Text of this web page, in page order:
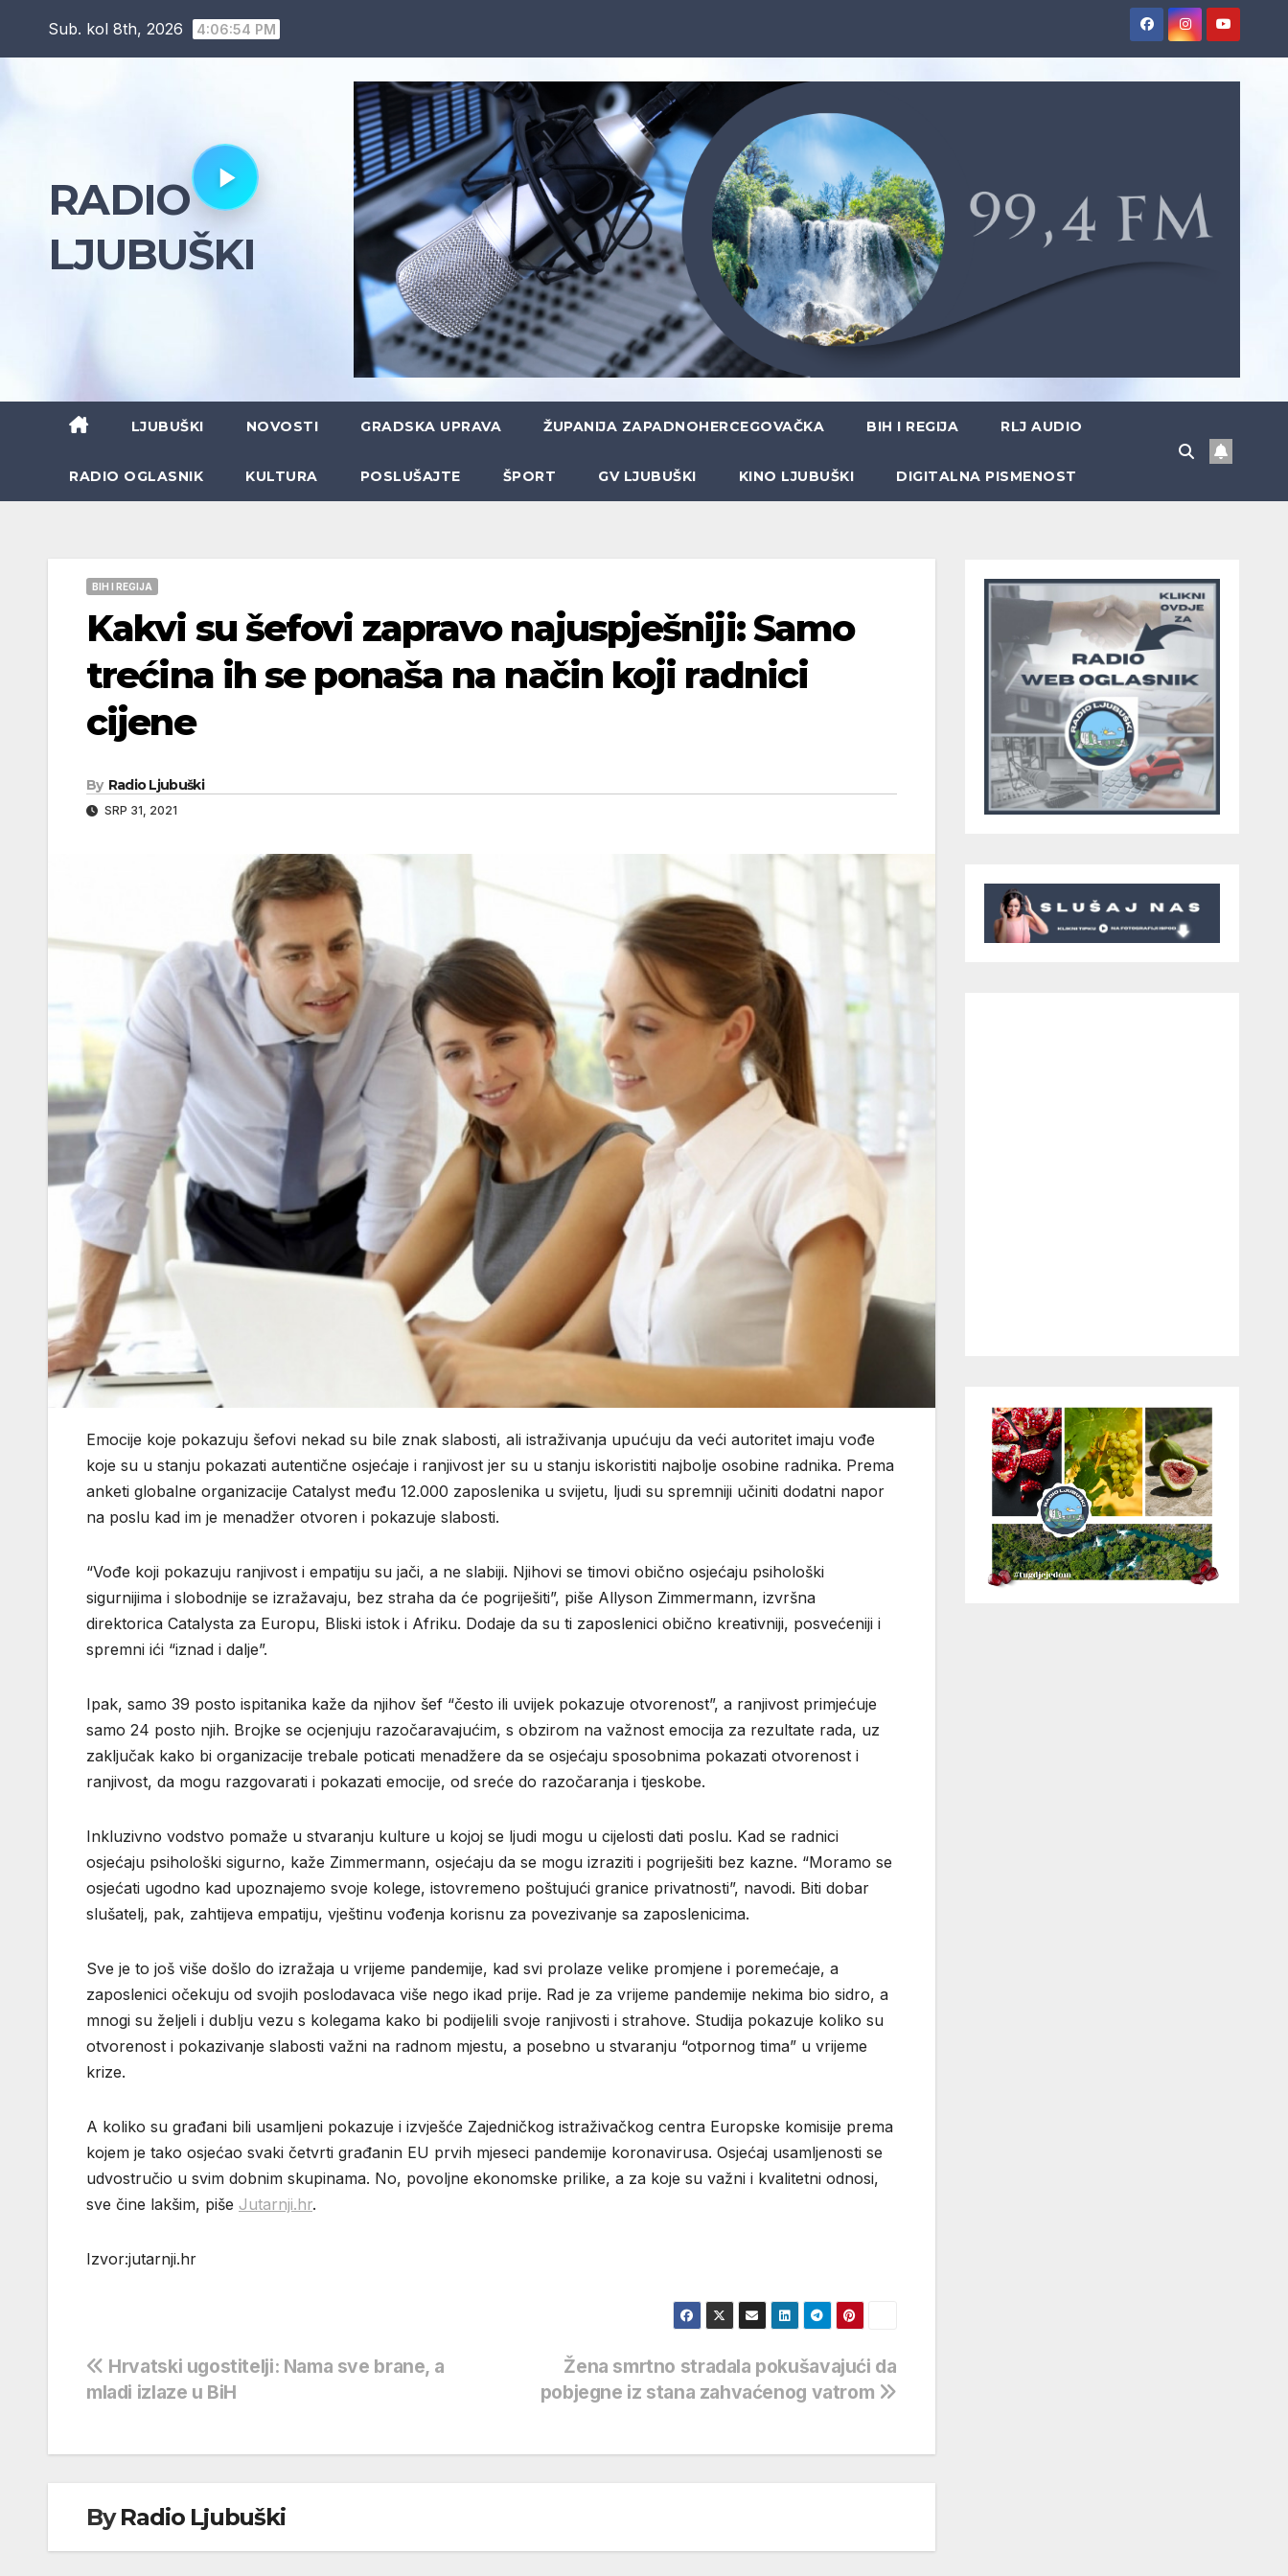
Sub. kol 8th, 2026 4:06:55 PM
RADIO
LJUBUŠKI
LJUBUŠKI NOVOSTI GRADSKA UPRAVA ŽUPANIJA ZAPADNOHERCEGOVAČKA BIH I REGIJA RLJ AUDIO
RADIO OGLASNIK KULTURA POSLUŠAJTE ŠPORT GV LJUBUŠKI KINO LJUBUŠKI DIGITALNA PISMENOST
BIH I REGIJA
Kakvi su šefovi zapravo najuspješniji: Samo
trećina ih se ponaša na način koji radnici
cijene
By Radio Ljubuški
SRP 31, 2021
Emocije koje pokazuju šefovi nekad su bile znak slabosti, ali istraživanja upućuju da veći autoritet imaju vođe
koje su u stanju pokazati autentične osjećaje i ranjivost jer su u stanju iskoristiti najbolje osobine radnika. Prema
anketi globalne organizacije Catalyst među 12.000 zaposlenika u svijetu, ljudi su spremniji učiniti dodatni napor
na poslu kad im je menadžer otvoren i pokazuje slabosti.
“Vođe koji pokazuju ranjivost i empatiju su jači, a ne slabiji. Njihovi se timovi obično osjećaju psihološki
sigurnijima i slobodnije se izražavaju, bez straha da će pogriješiti”, piše Allyson Zimmermann, izvršna
direktorica Catalysta za Europu, Bliski istok i Afriku. Dodaje da su ti zaposlenici obično kreativniji, posvećeniji i
spremni ići “iznad i dalje”.
Ipak, samo 39 posto ispitanika kaže da njihov šef “često ili uvijek pokazuje otvorenost”, a ranjivost primjećuje
samo 24 posto njih. Brojke se ocjenjuju razočaravajućim, s obzirom na važnost emocija za rezultate rada, uz
zaključak kako bi organizacije trebale poticati menadžere da se osjećaju sposobnima pokazati otvorenost i
ranjivost, da mogu razgovarati i pokazati emocije, od sreće do razočaranja i tjeskobe.
Inkluzivno vodstvo pomaže u stvaranju kulture u kojoj se ljudi mogu u cijelosti dati poslu. Kad se radnici
osjećaju psihološki sigurno, kaže Zimmermann, osjećaju da se mogu izraziti i pogriješiti bez kazne. “Moramo se
osjećati ugodno kad upoznajemo svoje kolege, istovremeno poštujući granice privatnosti”, navodi. Biti dobar
slušatelj, pak, zahtijeva empatiju, vještinu vođenja korisnu za povezivanje sa zaposlenicima.
Sve je to još više došlo do izražaja u vrijeme pandemije, kad svi prolaze velike promjene i poremećaje, a
zaposlenici očekuju od svojih poslodavaca više nego ikad prije. Rad je za vrijeme pandemije nekima bio sidro, a
mnogi su željeli i dublju vezu s kolegama kako bi podijelili svoje ranjivosti i strahove. Studija pokazuje koliko su
otvorenost i pokazivanje slabosti važni na radnom mjestu, a posebno u stvaranju “otpornog tima” u vrijeme
krize.
A koliko su građani bili usamljeni pokazuje i izvješće Zajedničkog istraživačkog centra Europske komisije prema
kojem je tako osjećao svaki četvrti građanin EU prvih mjeseci pandemije koronavirusa. Osjećaj usamljenosti se
udvostručio u svim dobnim skupinama. No, povoljne ekonomske prilike, a za koje su važni i kvalitetni odnosi,
sve čine lakšim, piše Jutarnji.hr.
Izvor:jutarnji.hr
Navigacija
Žena smrtno stradala pokušavajući da
pobjegne iz stana zahvaćenog vatrom
Hrvatski ugostitelji: Nama sve brane, a
mladi izlaze u BiH
ByRadio Ljubuški